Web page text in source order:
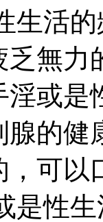
生活
無力
或是
的
可
是性